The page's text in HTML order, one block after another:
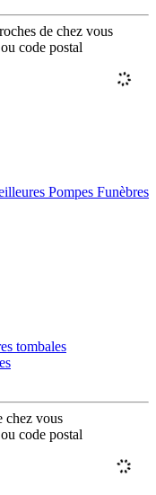
de chez vous
code postal
Pompes Funèbres
tombales
chez vous
code postal